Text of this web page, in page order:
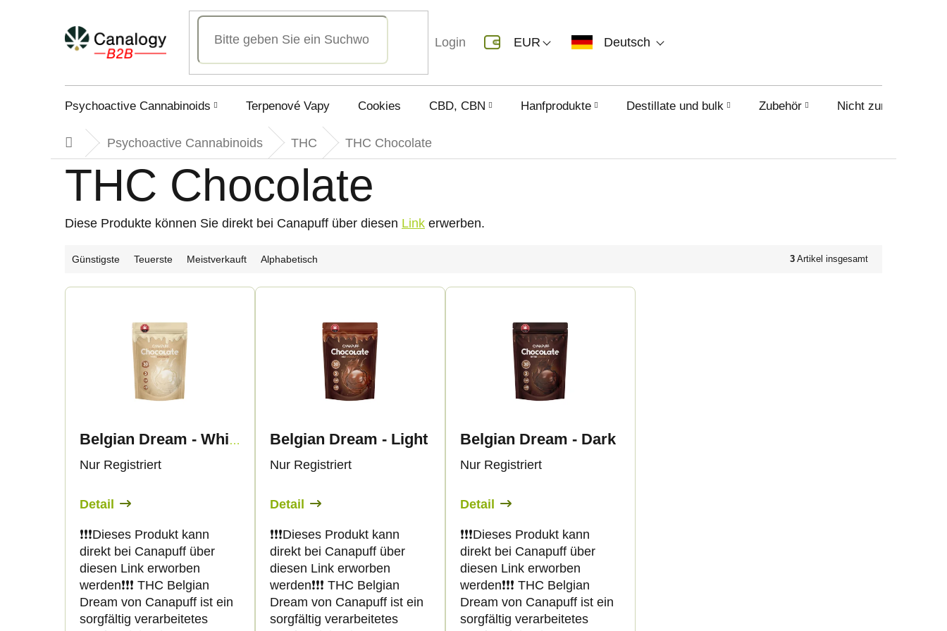
EUR Deutsch
Login
Psychoactive Cannabinoids Terpenové Vapy Cookies CBD, CBN Hanfprodukte Destillate und bulk Zubehör Nicht zum Verkauf
StartseitePsychoactive Cannabinoids THC THC Chocolate
THC Chocolate
Diese Produkte können Sie direkt bei Canapuff über diesen Link erwerben.
P
r
k
s
o
Günstigste Teuerste Meistverkauft Alphabetisch 3 Artikel insgesamt
L
e
d
e
P
Belgian Dream - White
Nur Registriert
Detail
❗️❗️❗️Dieses Produkt kann
direkt bei Canapuff über
diesen Link erworben
werden❗️❗️❗️ THC Belgian
Dream von Canapuff ist ein
sorgfältig verarbeitetes
Belgian Dream - Light
Nur Registriert
Detail
❗️❗️❗️Dieses Produkt kann
direkt bei Canapuff über
diesen Link erworben
werden❗️❗️❗️ THC Belgian
Dream von Canapuff ist ein
sorgfältig verarbeitetes
Belgian Dream - Dark
Nur Registriert
Detail
❗️❗️❗️Dieses Produkt kann
direkt bei Canapuff über
diesen Link erworben
werden❗️❗️❗️ THC Belgian
Dream von Canapuff ist ein
sorgfältig verarbeitetes